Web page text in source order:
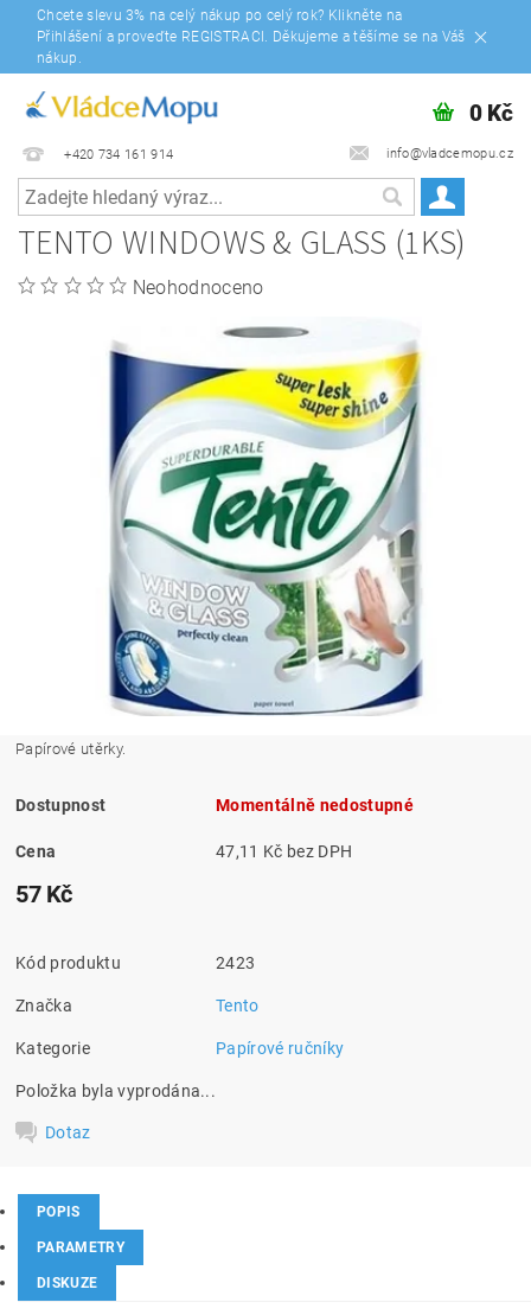
Chcete slevu 3% na celý nákup po celý rok? Klikněte na
Přihlášení a proveďte REGISTRACI. Děkujeme a těšíme se na Váš
nákup.
+420 734 161 914 info@vladcemopu.cz
0 Kč
TENTO WINDOWS & GLASS (1KS)
Neohodnoceno
Papírové utěrky.
Dostupnost Momentálně nedostupné
Cena 47,11 Kč bez DPH
57 Kč
Kód produktu 2423
Značka Tento
Kategorie Papírové ručníky
Položka byla vyprodána...
Dotaz
POPIS
PARAMETRY
DISKUZE